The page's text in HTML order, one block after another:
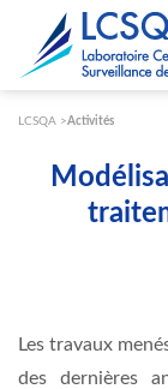
LCSQA Activités
Les travaux
des dernières
Paramétrer les